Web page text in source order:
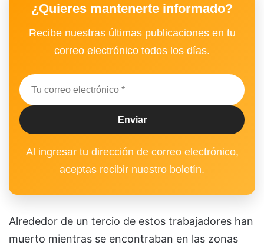
¿Quieres mantenerte informado?
Recibe nuestras últimas publicaciones en tu
correo electrónico todos los días.
Al ingresar tu dirección de correo electrónico,
aceptas recibir nuestro boletín.
Alrededor de un tercio de estos trabajadores han
muerto mientras se encontraban en las zonas